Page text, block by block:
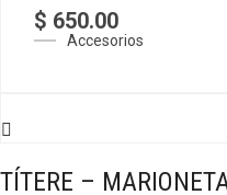
Accesorios
$ 650.00
TÍTERE –